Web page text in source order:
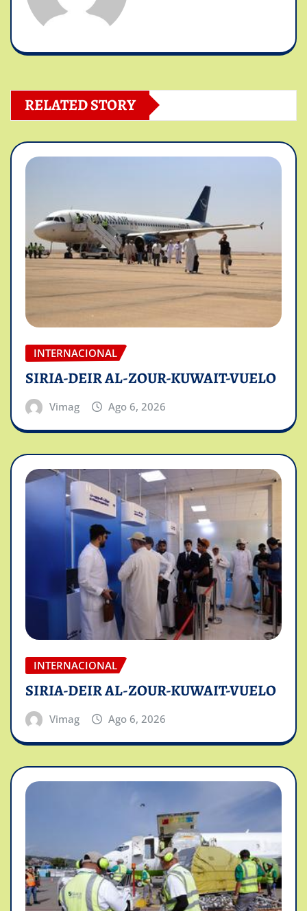
RELATED STORY
INTERNACIONAL
SIRIA-DEIR AL-ZOUR-KUWAIT-VUELO
Vimag Ago 6, 2026
INTERNACIONAL
SIRIA-DEIR AL-ZOUR-KUWAIT-VUELO
Vimag Ago 6, 2026